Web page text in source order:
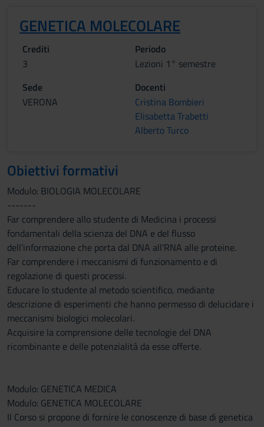
GENETICA MOLECOLARE
Crediti
3
Periodo
Lezioni 1° semestre
Sede
VERONA
Docenti
Cristina Bombieri
Elisabetta Trabetti
Alberto Turco
Obiettivi formativi
Modulo: BIOLOGIA MOLECOLARE
-------
Far comprendere allo studente di Medicina i processi
fondamentali della scienza del DNA e del flusso
dell’informazione che porta dal DNA all’RNA alle proteine.
Far comprendere i meccanismi di funzionamento e di
regolazione di questi processi.
Educare lo studente al metodo scientifico, mediante
descrizione di esperimenti che hanno permesso di delucidare i
meccanismi biologici molecolari.
Acquisire la comprensione delle tecnologie del DNA
ricombinante e delle potenzialità da esse offerte.
Modulo: GENETICA MEDICA
Modulo: GENETICA MOLECOLARE
Il Corso si propone di fornire le conoscenze di base di genetica